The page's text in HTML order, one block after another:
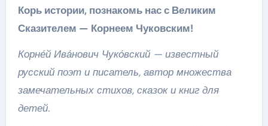
Корь истории, познакомь нас с Великим
Сказителем — Корнеем Чуковским!
Корне́й Ива́нович Чуко́вский — известный
русский поэт и писатель, автор множества
замечательных стихов, сказок и книг для
детей.